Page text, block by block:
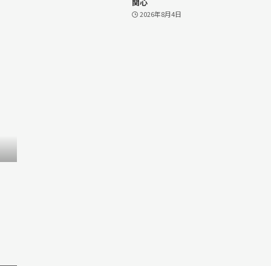
2026年8月4日